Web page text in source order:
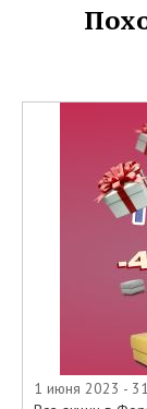
1 июня 2023 -